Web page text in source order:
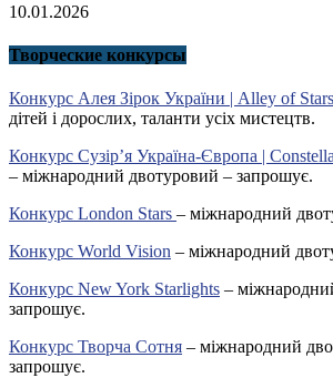
10.01.2026
Творческие конкурсы
Конкурс Алея Зірок України | Alley of
дітей і дорослих, таланти усіх мистецтв.
Конкурс Сузір’я Україна-Європа |
– міжнародний двотуровий – запрошує.
Конкурс London Stars – міжнародний
Конкурс World Vision – міжнародний
Конкурс New York Starlights –
запрошує.
Конкурс Творча Сотня – міжнародний
запрошує.